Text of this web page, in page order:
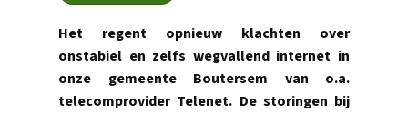
Het regent opnieuw klachten over
onstabiel en zelfs wegvallend internet in
onze gemeente Boutersem van o.a.
telecomprovider Telenet. De storingen bij